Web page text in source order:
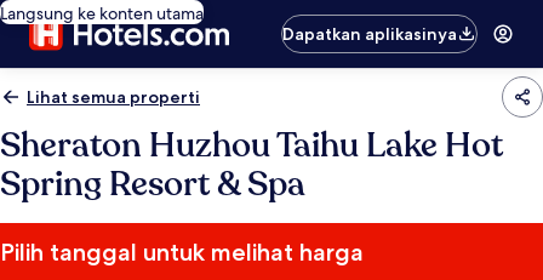
Langsung ke konten utama
Dapatkan aplikasinya
Lihat semua properti
Sheraton Huzhou Taihu Lake Hot
Spring Resort & Spa
Pilih tanggal untuk melihat harga